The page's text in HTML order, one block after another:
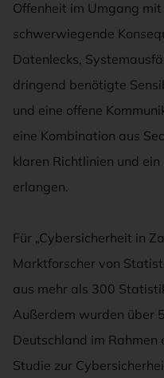
Offenheit im Umgang
schwerwiegende
Datenlecks,
dringend benötigte
und eine offene
eine Kombination aus
klaren Richtlinien und
erlangen.
Für „Cybersicherheit in
Marktforscher von
aus mehr als 300
Außerdem wurden über
Deutschland im
Studie zur